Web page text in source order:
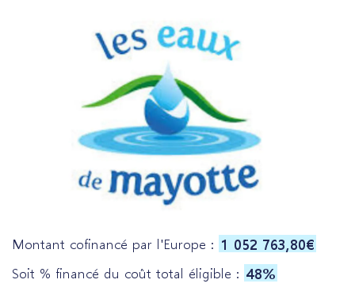
Montant cofinancé par l'Europe : 1 052 763,80€
Soit % financé du coût total éligible : 48%